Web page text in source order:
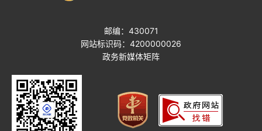
邮编：430071
网站标识码：4200000026
政务新媒体矩阵